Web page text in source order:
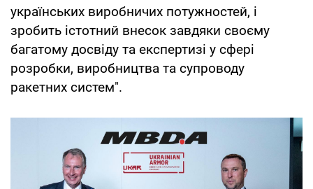
українських виробничих потужностей, і
зробить істотний внесок завдяки своєму
багатому досвіду та експертизі у сфері
розробки, виробництва та супроводу
ракетних систем".